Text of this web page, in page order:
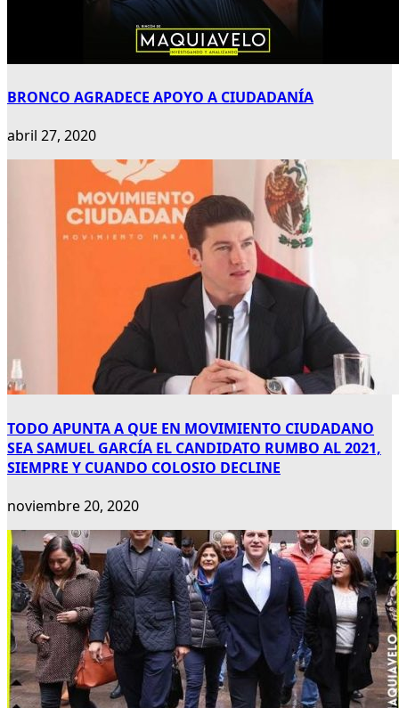
BRONCO AGRADECE APOYO A CIUDADANÍA
abril 27, 2020
TODO APUNTA A QUE EN MOVIMIENTO CIUDADANO
SEA SAMUEL GARCÍA EL CANDIDATO RUMBO AL 2021,
SIEMPRE Y CUANDO COLOSIO DECLINE
noviembre 20, 2020